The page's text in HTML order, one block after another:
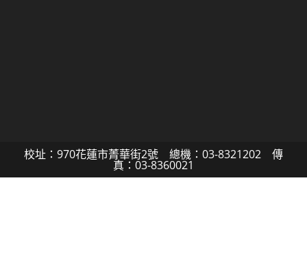
校址：970花蓮市菁華街2號 總機：03-8321202 傳
真：03-8360021